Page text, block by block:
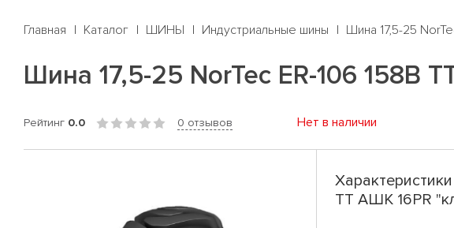
Главная Каталог ШИНЫ Индустриальные шины Шина 17,5-25
Шина 17,5-25 NorTec ER-106 158B
Рейтинг 0.0 0 отзывов Нет в наличии
TT АШК 16PR